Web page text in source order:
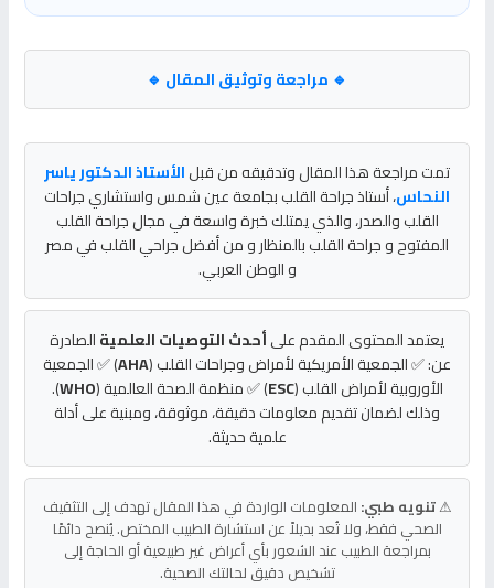
🔹 مراجعة وتوثيق المقال 🔹
تمت مراجعة هذا المقال وتدقيقه من قبلالأستاذ الدكتور ياسر
النحاس، أستاذ جراحة القلب بجامعة عين شمس واستشاري جراحات
القلب والصدر، والذي يمتلك خبرة واسعة في مجال جراحة القلب
المفتوح و جراحة القلب بالمنظار و من أفضل جراحي القلب في مصر
و الوطن العربي.
يعتمد المحتوى المقدم علىأحدث التوصيات العلميةالصادرة
عن: ✅ الجمعية الأمريكية لأمراض وجراحات القلب (AHA) ✅ الجمعية
الأوروبية لأمراض القلب (ESC) ✅ منظمة الصحة العالمية (WHO
).
وذلك لضمان تقديم معلومات دقيقة، موثوقة، ومبنية على أدلة
علمية حديثة.
⚠تنويه طبي: المعلومات الواردة في هذا المقال تهدف إلى التثقيف
الصحي فقط، ولا تُعد بديلاً عن استشارة الطبيب المختص. يُنصح دائمًا
بمراجعة الطبيب عند الشعور بأي أعراض غير طبيعية أو الحاجة إلى
تشخيص دقيق لحالتك الصحية.